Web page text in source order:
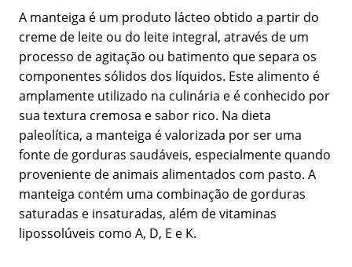
A manteiga é um produto lácteo obtido a partir do
creme de leite ou do leite integral, através de um
processo de agitação ou batimento que separa os
componentes sólidos dos líquidos. Este alimento é
amplamente utilizado na culinária e é conhecido por
sua textura cremosa e sabor rico. Na dieta
paleolítica, a manteiga é valorizada por ser uma
fonte de gorduras saudáveis, especialmente quando
proveniente de animais alimentados com pasto. A
manteiga contém uma combinação de gorduras
saturadas e insaturadas, além de vitaminas
lipossolúveis como A, D, E e K.